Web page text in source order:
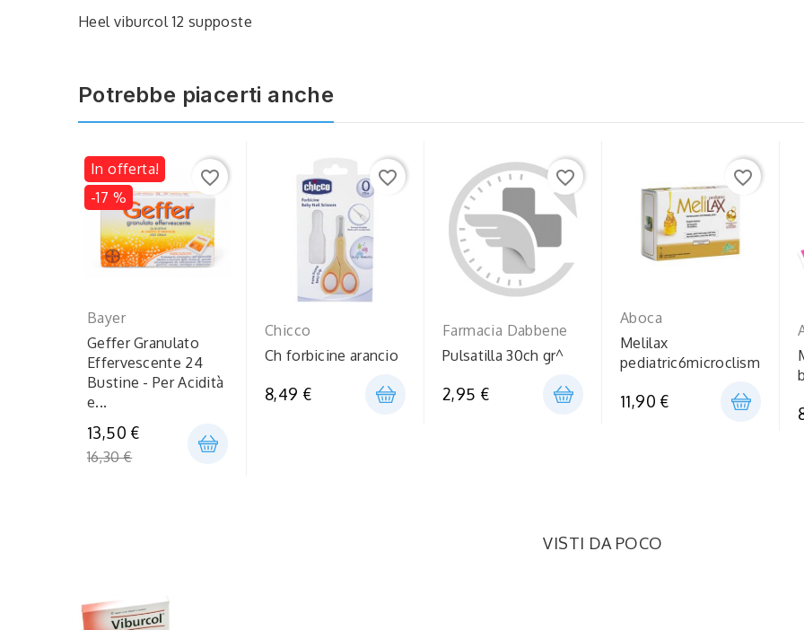
Heel viburcol 12 supposte
Potrebbe piacerti anche
In offerta!
-17 %
favorite_border
Bayer
Geffer Granulato
Effervescente 24
Bustine - Per Acidità
e...
13,50 €
regolare
16,30 €
favorite_border
Chicco
Ch forbicine arancio
8,49 €
favorite_border
Farmacia Dabbene
Pulsatilla 30ch gr^
2,95 €
favorite_border
Aboca
Melilax
pediatric6microclism
11,90 €
VISTI DA POCO